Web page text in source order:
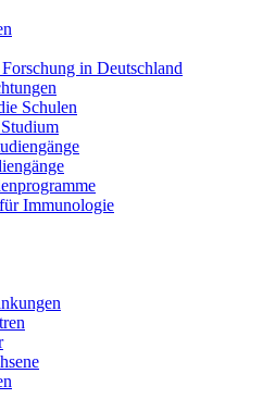
in Deutschland
Schulen
Immunologie